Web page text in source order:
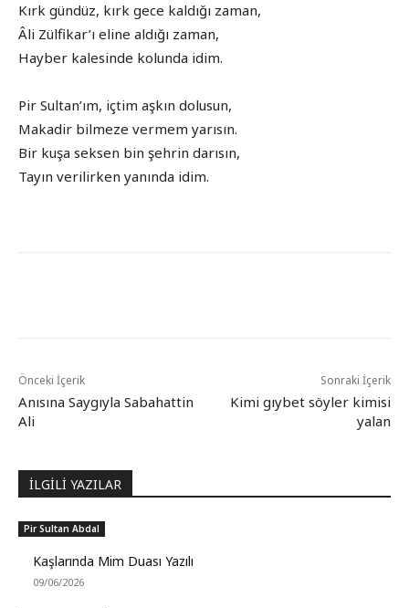
Kırk gündüz, kırk gece kaldığı zaman,
Âli Zülfikar’ı eline aldığı zaman,
Hayber kalesinde kolunda idim.
Pir Sultan’ım, içtim aşkın dolusun,
Makadir bilmeze vermem yarısın.
Bir kuşa seksen bin şehrin darısın,
Tayın verilirken yanında idim.
Önceki İçerik
Anısına Saygıyla Sabahattin
Ali
Sonraki İçerik
Kimi gıybet söyler kimisi
yalan
İLGİLİ YAZILAR
Pir Sultan Abdal
Kaşlarında Mim Duası Yazılı
09/06/2026